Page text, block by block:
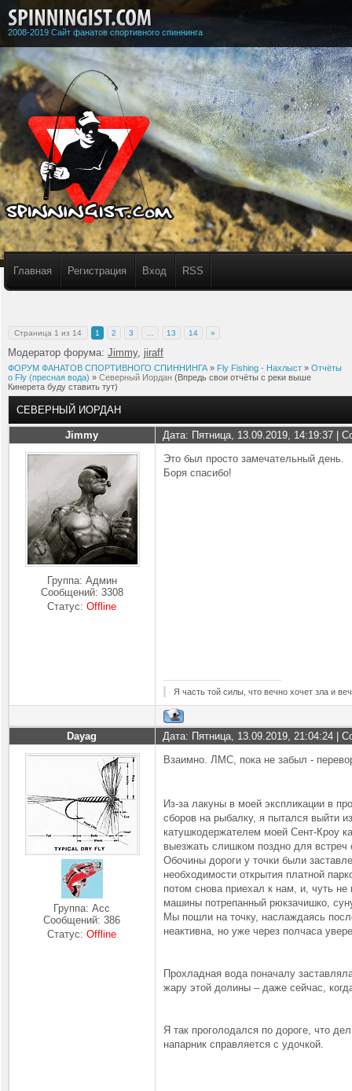
2008-2019 Сайт фанатов спортивного спиннинга
Главная Регистрация Вход RSS
Страница 1 из 14 1 2 3 13 14 »
Модератор форума: Jimmy, jiraff
ФОРУМ ФАНАТОВ СПОРТИВНОГО СПИННИНГА » Fly Fishing - Нахлыст » Отчёты
о Fly (пресная вода) » Северный Иордан (Впредь свои отчёты с реки выше
Кинерета буду ставить тут)
СЕВЕРНЫЙ ИОРДАН
Jimmy Дата: Пятница, 13.09.2019, 14:19:37 |
Группа: Админ
Сообщений: 3308
Статус:Offline
Это был просто замечательный день.
Боря спасибо!
Я часть той силы, что вечно хочет зла и
Dayag Дата: Пятница, 13.09.2019, 21:04:24 |
Группа: Асс
Сообщений:386
Статус:Offline
Взаимно. ЛМС, пока не забыл -
Из-за лакуны в моей экспликации в
сборов на рыбалку, я пытался выйти
катушкодержателем моей Сент-Кроу
выезжать слишком поздно для
Обочины дороги у точки были
необходимости открытия платной
потом снова приехал к нам, и, чуть
машины потрепанный рюкзачишко,
Мы пошли на точку, наслаждаясь
неактивна, но уже через полчаса
Прохладная вода поначалу
жару этой долины – даже сейчас,
Я так проголодался по дороге, что
напарник справляется с удочкой.